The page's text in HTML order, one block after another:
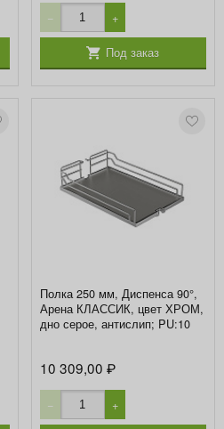
− +
Под заказ
Полка 250 мм, Диспенса 90°,
Арена КЛАССИК, цвет ХРОМ,
дно серое, антислип; PU:10
10 309,00 ₽
− +